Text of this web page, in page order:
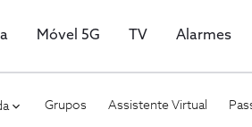
Móvel 5G TV Alarmes
Grupos Assistente Virtual